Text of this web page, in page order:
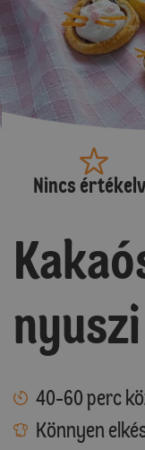
Nincs
nyuszi
40-60 perc
Könnyen